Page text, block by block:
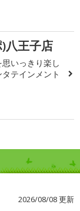
八王子店
思いっきり楽し
テインメント
2026/08/08 更新